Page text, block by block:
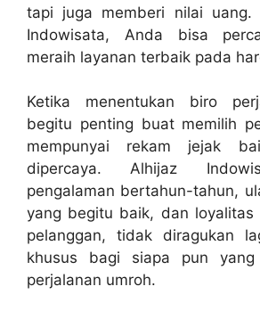
tapi juga memberi nilai uang.
Indowisata, Anda bisa
meraih layanan terbaik pada
Ketika menentukan biro
begitu penting buat memilih
mempunyai rekam jejak
dipercaya. Alhijaz
pengalaman bertahun-tahun,
yang begitu baik, dan loyalitas
pelanggan, tidak diragukan
khusus bagi siapa pun yang
perjalanan umroh.